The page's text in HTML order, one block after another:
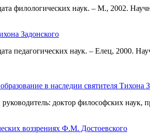
филологических наук. – М., 2002.
Задонского
педагогических наук. – Елец, 2000.
в наследии святителя Тихона
доктор философских
воззрениях Ф.М. Достоевского